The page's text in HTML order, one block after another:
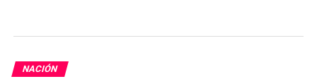
NACIÓN